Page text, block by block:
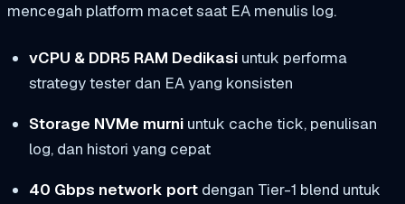
mencegah platform macet saat EA menulis log.
vCPU & DDR5 RAM Dedikasiuntuk performa
strategy tester dan EA yang konsisten
Storage NVMe murniuntuk cache tick, penulisan
log, dan histori yang cepat
40 Gbps network portdengan Tier-1 blend untuk